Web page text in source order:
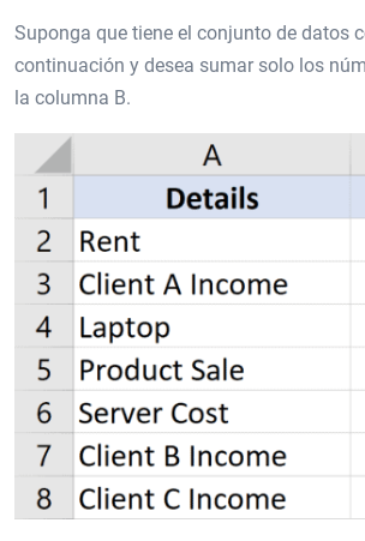
Suponga que tiene el conjunto de datos
continuación y desea sumar solo los
la columna B.